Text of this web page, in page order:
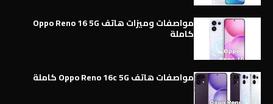
مواصفات وميزات هاتف Oppo Reno 16 5G
كاملة
مواصفات هاتف Oppo Reno 16c 5G كاملة